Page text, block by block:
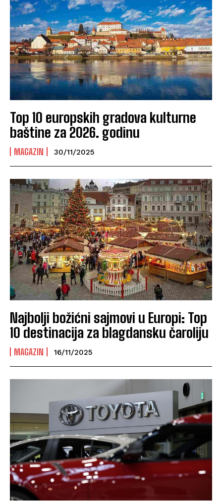
Top 10 europskih gradova kulturne
baštine za 2026. godinu
MAGAZIN 30/11/2025
Najbolji božićni sajmovi u Europi: Top
10 destinacija za blagdansku čaroliju
MAGAZIN 16/11/2025